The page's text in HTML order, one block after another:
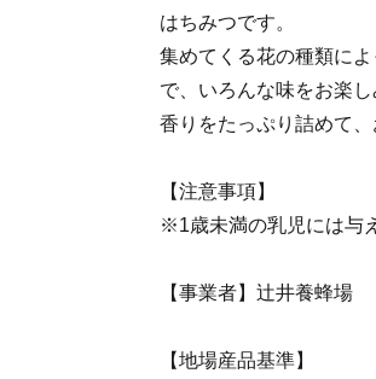
はちみつです。
集めてくる花の種類に
で、いろんな味をお楽し
香りをたっぷり詰めて、
【注意事項】
※1歳未満の乳児には与
【事業者】辻井養蜂場
【地場産品基準】